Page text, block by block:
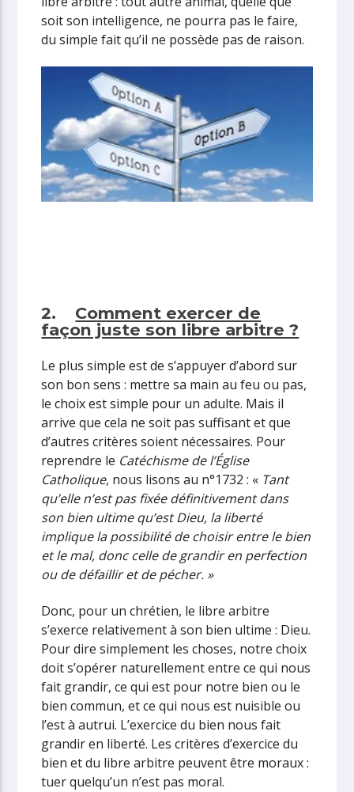
soit son intelligence, ne pourra pas le faire,
du simple fait qu’il ne possède pas de raison.
2. Comment exercer de
façon juste son libre arbitre ?
Le plus simple est de s’appuyer d’abord sur
son bon sens : mettre sa main au feu ou pas,
le choix est simple pour un adulte. Mais il
arrive que cela ne soit pas suffisant et que
d’autres critères soient nécessaires. Pour
reprendre le Catéchisme de l’Église
Catholique, nous lisons au n°1732 : « Tant
qu’elle n’est pas fixée définitivement dans
son bien ultime qu’est Dieu, la liberté
implique la possibilité de choisir entre le bien
et le mal, donc celle de grandir en perfection
ou de défaillir et de pécher. »
Donc, pour un chrétien, le libre arbitre
s’exerce relativement à son bien ultime : Dieu.
Pour dire simplement les choses, notre choix
doit s’opérer naturellement entre ce qui nous
fait grandir, ce qui est pour notre bien ou le
bien commun, et ce qui nous est nuisible ou
l’est à autrui. L’exercice du bien nous fait
grandir en liberté. Les critères d’exercice du
bien et du libre arbitre peuvent être moraux :
tuer quelqu’un n’est pas moral.